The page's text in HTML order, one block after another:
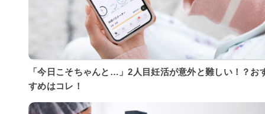
「今日こそちゃんと…」2人目妊活が意外と難しい！？お
すめはコレ！